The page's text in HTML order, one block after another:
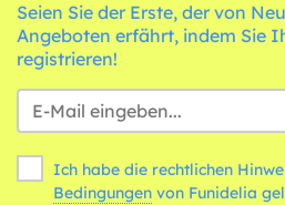
Seien Sie der Erste, der von
Angeboten erfährt, indem Sie
registrieren!
Ich habe die rechtlichen
Bedingungen